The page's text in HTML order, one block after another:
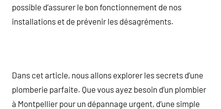
possible d’assurer le bon fonctionnement de nos
installations et de prévenir les désagréments.
Dans cet article, nous allons explorer les secrets d’une
plomberie parfaite. Que vous ayez besoin d’un plombier
à Montpellier pour un dépannage urgent, d’une simple